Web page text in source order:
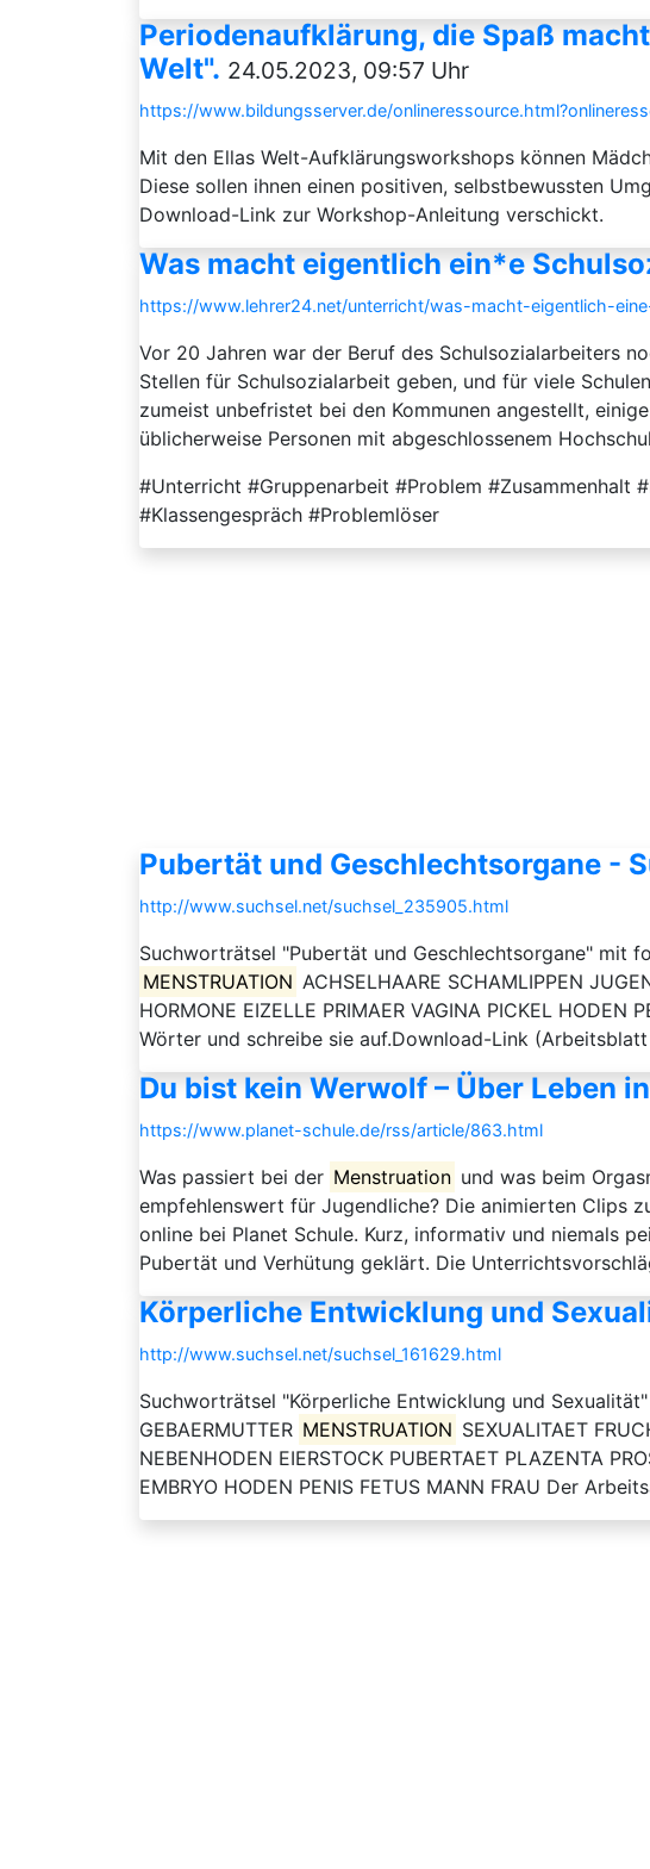
Periodenaufklärung, die Spaß
Welt". 24.05.2023, 09:57 Uhr
https://www.bildungsserver.de/
Mit den Ellas Welt-Aufklärungsworkshops können
Diese sollen ihnen einen positiven, selbstbewussten
Download-Link zur Workshop-Anleitung verschickt.
Was macht eigentlich ein*e
https://www.lehrer24.net/unterricht/was-macht-eigentlich-
Vor 20 Jahren war der Beruf des Schulsozialarbeiters
Stellen für Schulsozialarbeit geben, und für viele
zumeist unbefristet bei den Kommunen angestellt,
üblicherweise Personen mit abgeschlossenem
#Unterricht #Gruppenarbeit #Problem #Zusammenhalt
#Klassengespräch #Problemlöser
Pubertät und Geschlechtsorgane -
http://www.suchsel.net/suchsel_235905.html
Suchworträtsel "Pubertät und Geschlechtsorgane" mit
MENSTRUATION ACHSELHAARE SCHAMLIPPEN
HORMONE EIZELLE PRIMAER VAGINA PICKEL
Wörter und schreibe sie auf.Download-Link
Du bist kein Werwolf – Über Leben
https://www.planet-schule.de/rss/article/863.html
Was passiert bei der Menstruation und was beim
empfehlenswert für Jugendliche? Die animierten Clips
online bei Planet Schule. Kurz, informativ und niemals
Pubertät und Verhütung geklärt. Die
Körperliche Entwicklung und
http://www.suchsel.net/suchsel_161629.html
Suchworträtsel "Körperliche Entwicklung und
GEBAERMUTTER MENSTRUATION SEXUALITAET
NEBENHODEN EIERSTOCK PUBERTAET PLAZENTA
EMBRYO HODEN PENIS FETUS MANN FRAU Der